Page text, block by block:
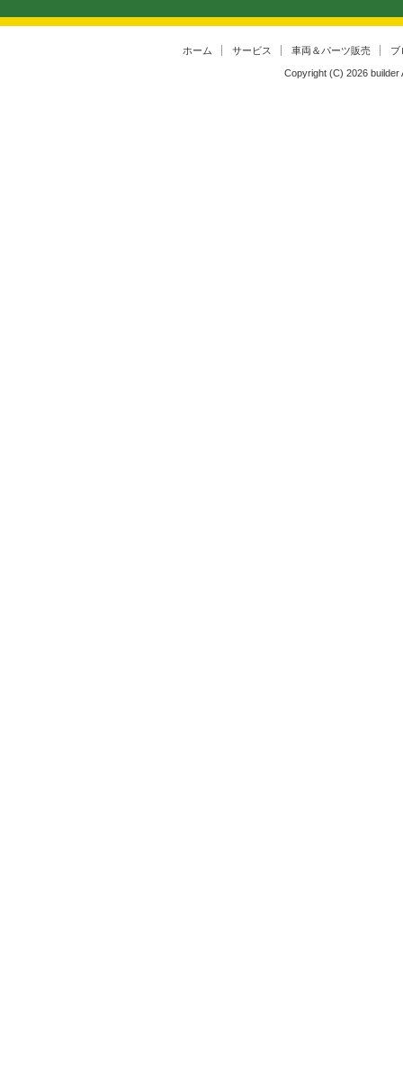
ホーム サービス 車両＆パーツ販売 ブ
Copyright (C) 2026 builder